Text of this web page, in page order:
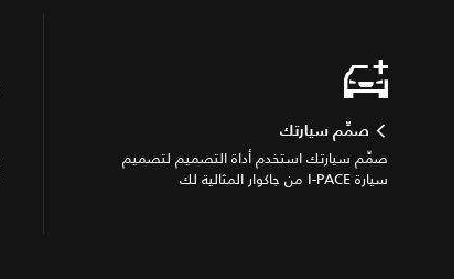
صمِّم سيارتك
صمِّم سيارتك استخدم أداة التصميم لتصميم
سيارة I‑PACE من جاكوار المثالية لك